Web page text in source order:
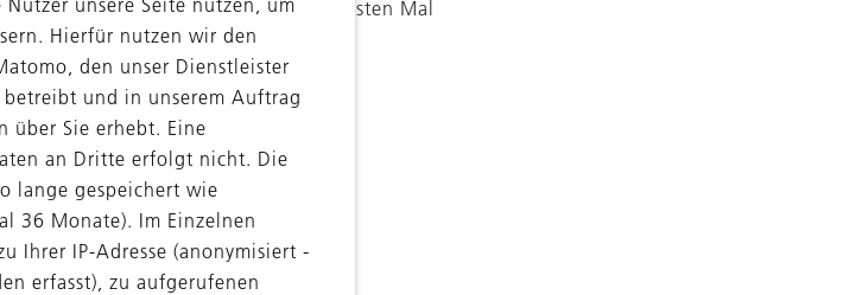
in diesem Jahr bereits zum sechsten Mal
und mehr als 140 börsennotierte
Raum teilgenommen.
unsere Seite nutzen, um
Hierfür nutzen wir den
den unser Dienstleister
betreibt und in unserem Auftrag
über Sie erhebt. Eine
an Dritte erfolgt nicht. Die
lange gespeichert wie
36 Monate). Im Einzelnen
Ihrer IP-Adresse (anonymisiert -
erfasst), zu aufgerufenen